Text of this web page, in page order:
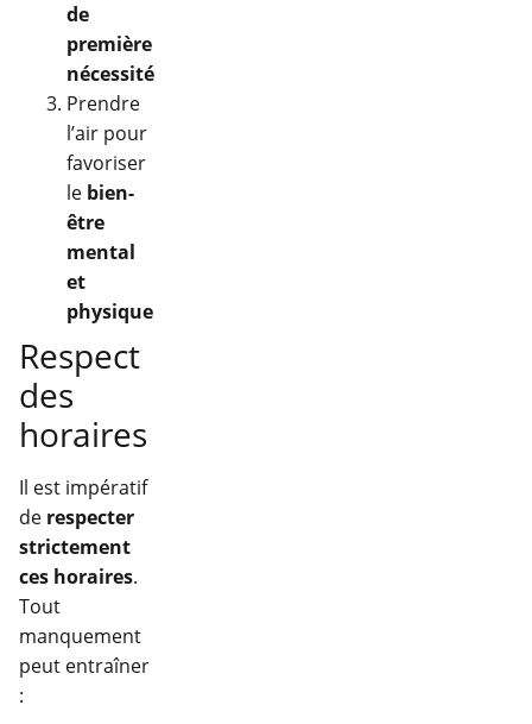
de
première
nécessité
Prendre
l’air pour
favoriser
le bien-
être
mental
et
physique
Respect
des
horaires
Il est impératif
de respecter
strictement
ces horaires.
Tout
manquement
peut entraîner
: